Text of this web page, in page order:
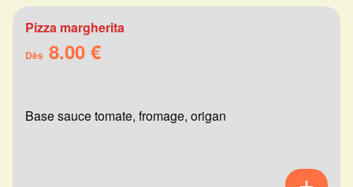
Pizza margherita
Dès 8.00 €
Base sauce tomate, fromage, origan